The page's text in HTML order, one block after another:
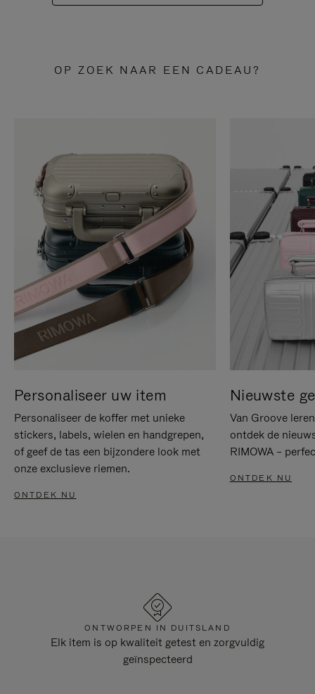
OP ZOEK NAAR EEN CADEAU?
Personaliseer uw item
Personaliseer de koffer met unieke
stickers, labels, wielen en handgrepen,
of geef de tas een bijzondere look met
onze exclusieve riemen.
ONTDEK NU
Nieuwste
Van Groove
ontdek de
RIMOWA –
ONTDEK NU
ONTWORPEN IN DUITSLAND
Elk item is op kwaliteit getest en zorgvuldig
geïnspecteerd